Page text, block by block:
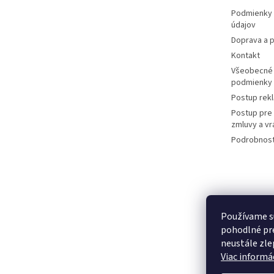
Používame
pohodlné
neustále
Viac
údajov
Doprava a
Kontakt
podmienky
Postup
Postup
zmluvy a